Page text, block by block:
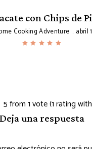
con Chips de
Cooking Adventure abril
5 from 1 vote (1 rating
Deja una respuesta